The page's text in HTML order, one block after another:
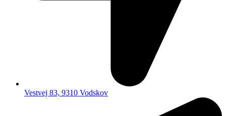
Vestvej 83, 9310 Vodskov